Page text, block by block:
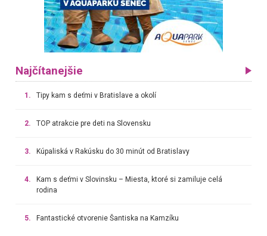
Najčítanejšie
1. Tipy kam s deťmi v Bratislave a okolí
2. TOP atrakcie pre deti na Slovensku
3. Kúpaliská v Rakúsku do 30 minút od Bratislavy
4.
Kam s deťmi v Slovinsku – Miesta, ktoré si zamiluje celá
rodina
5. Fantastické otvorenie Šantiska na Kamzíku